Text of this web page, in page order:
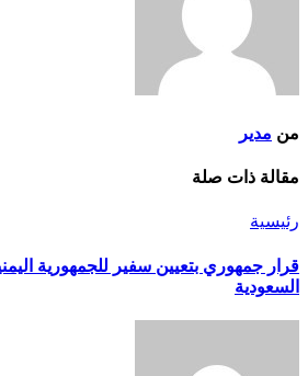
من مدير
مقالة ذات صلة
رئيسية
قرار جمهوري بتعيين سفير للجمهورية
السعودية